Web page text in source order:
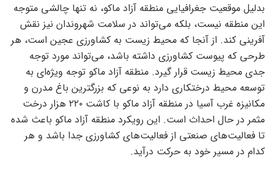
بدلیل موقعیت جغرافیایی منطقه آزاد ماکو، نه تنها چالشی متوجه
این منطقه نیست، بلکه می‌تواند در سلامت شهروندان نیز نقش
آفرینی کند. از آنجا که محیط زیست به کشاورزی عجین است، هر
طرحی که پیوست کشاورزی داشته باشد، می‌تواند مورد توجه
جدی محیط زیست قرار گیرد. منطقه آزاد ماکو توجه ویژه‌ای به
توسعه محیط درختکاری دارد به نوعی که بزرگترین باغ مدرن و
مکانیزه غرب آسیا در منطقه آزاد ماکو با کاشت ۲۲۰ هزار درخت
مثمر در حال احداث است. این رویکرد منطقه آزاد ماکو باعث شده
تا فعالیت‌های صنعتی از فعالیت‌های کشاورزی جدا باشد و هر
کدام در مسیر خود به حرکت درآید.